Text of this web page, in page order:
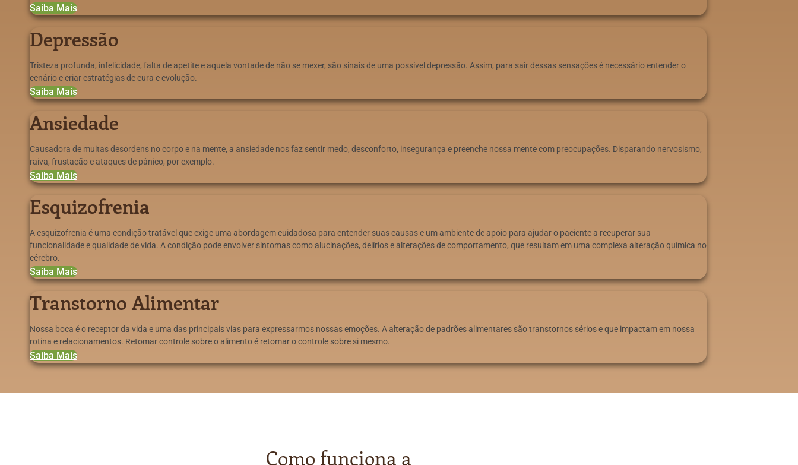
Saiba Mais
Depressão
Tristeza profunda, infelicidade, falta de apetite e aquela vontade de não se mexer, são sinais de uma possível depressão. Assim, para sair dessas sensações é necessário entender o
cenário e criar estratégias de cura e evolução.
Saiba Mais
Ansiedade
Causadora de muitas desordens no corpo e na mente, a ansiedade nos faz sentir medo, desconforto, insegurança e preenche nossa mente com preocupações. Disparando nervosismo,
raiva, frustação e ataques de pânico, por exemplo.
Saiba Mais
Esquizofrenia
A esquizofrenia é uma condição tratável que exige uma abordagem cuidadosa para entender suas causas e um ambiente de apoio para ajudar o paciente a recuperar sua
funcionalidade e qualidade de vida. A condição pode envolver sintomas como alucinações, delírios e alterações de comportamento, que resultam em uma complexa alteração química no
cérebro.
Saiba Mais
Transtorno Alimentar
Nossa boca é o receptor da vida e uma das principais vias para expressarmos nossas emoções. A alteração de padrões alimentares são transtornos sérios e que impactam em nossa
rotina e relacionamentos. Retomar controle sobre o alimento é retomar o controle sobre si mesmo.
Saiba Mais
Como funciona a